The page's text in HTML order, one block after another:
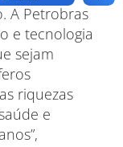
A Petrobras
e tecnologia
sejam
riquezas
e